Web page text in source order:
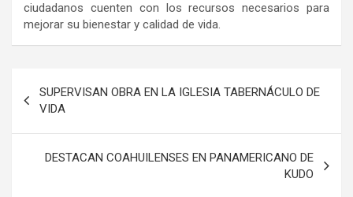
ciudadanos cuenten con los recursos necesarios para
mejorar su bienestar y calidad de vida.
de
entradas
SUPERVISAN OBRA EN LA IGLESIA TABERNÁCULO DE
VIDA
DESTACAN COAHUILENSES EN PANAMERICANO DE
KUDO